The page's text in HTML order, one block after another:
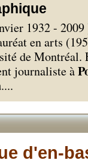
1932 -
en arts
de Montréal.
journaliste à
....
d'en-